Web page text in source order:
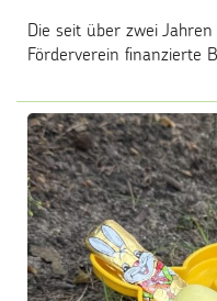
Die seit über zwei
Förderverein finanzierte